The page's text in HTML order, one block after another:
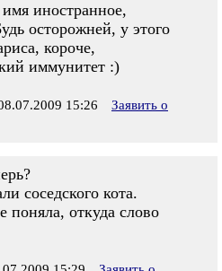
иностранное,
осторожней, у этого
короче,
иммунитет :)
15:26
Заявить о
соседского кота.
поняла, откуда слово